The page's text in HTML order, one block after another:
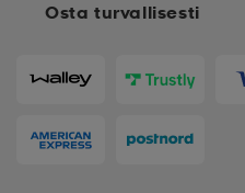
Osta turvallisesti